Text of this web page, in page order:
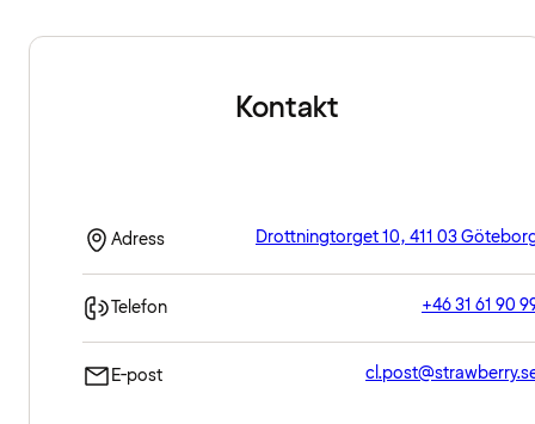
Kontakt
Adress Drottningtorget 10, 411 03
Telefon +46 31 61 90
E-post